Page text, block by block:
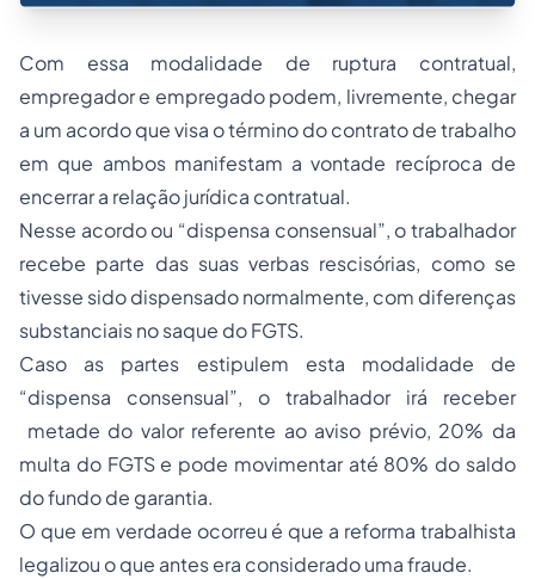
Com essa modalidade de ruptura contratual,
empregador e empregado podem, livremente, chegar
a um acordo que visa o término do contrato de trabalho
em que ambos manifestam a vontade recíproca de
encerrar a relação jurídica contratual.
Nesse acordo ou “dispensa consensual”, o trabalhador
recebe parte das suas verbas rescisórias, como se
tivesse sido dispensado normalmente, com diferenças
substanciais no saque do FGTS.
Caso as partes estipulem esta modalidade de
“dispensa consensual”, o trabalhador irá receber
metade do valor referente ao aviso prévio, 20% da
multa do FGTS e pode movimentar até 80% do saldo
do fundo de garantia.
O que em verdade ocorreu é que a reforma trabalhista
legalizou o que antes era considerado uma fraude.